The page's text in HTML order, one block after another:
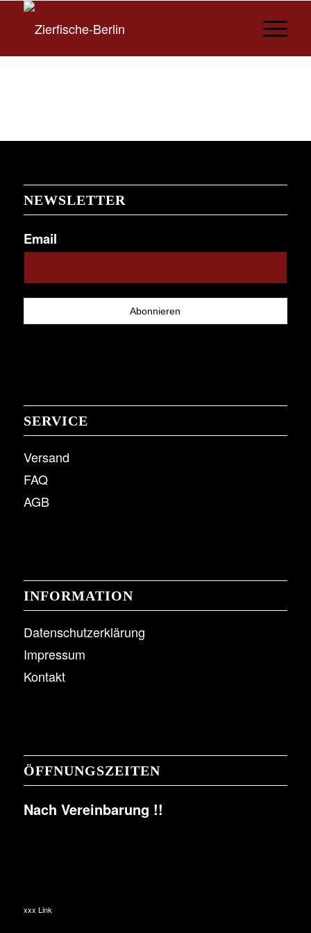
NEWSLETTER
Email
SERVICE
Versand
FAQ
AGB
INFORMATION
Datenschutzerklärung
Impressum
Kontakt
ÖFFNUNGSZEITEN
Nach Vereinbarung !!
xxx Link